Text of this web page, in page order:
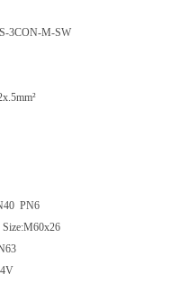
3CON-M-SW
PN6